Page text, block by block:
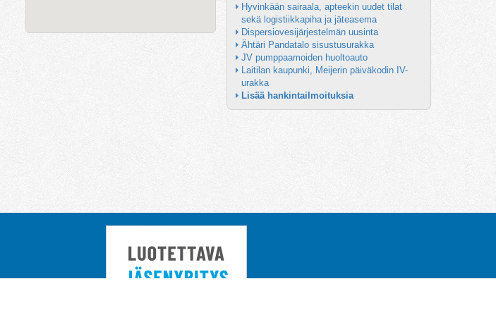
Hyvinkään sairaala, apteekin uudet tilat
sekä logistiikkapiha ja jäteasema
Dispersiovesijärjestelmän uusinta
Ähtäri Pandatalo sisustusurakka
JV pumppaamoiden huoltoauto
Laitilan kaupunki, Meijerin päiväkodin IV-
urakka
Lisää hankintailmoituksia